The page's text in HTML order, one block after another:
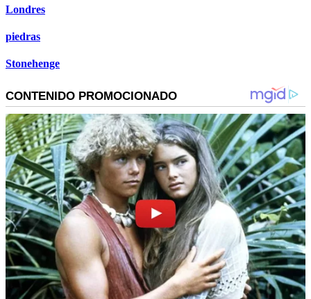
Londres
piedras
Stonehenge